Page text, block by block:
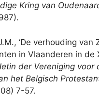
Kring van
‘De verhouding van
in Vlaanderen in de
der Vereniging voor
het Belgisch
7-57.